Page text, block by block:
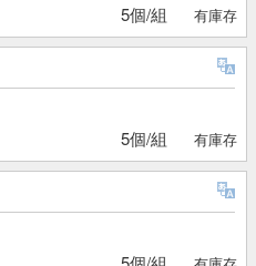
5個/組 有庫存
5個/組 有庫存